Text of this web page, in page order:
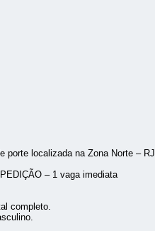
porte localizada na Zona Norte –
– 1 vaga imediata
completo.